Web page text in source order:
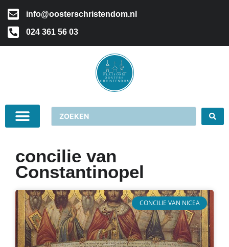
info@oosterschristendom.nl
024 361 56 03
concilie van
Constantinopel
CONCILIE VAN NICEA